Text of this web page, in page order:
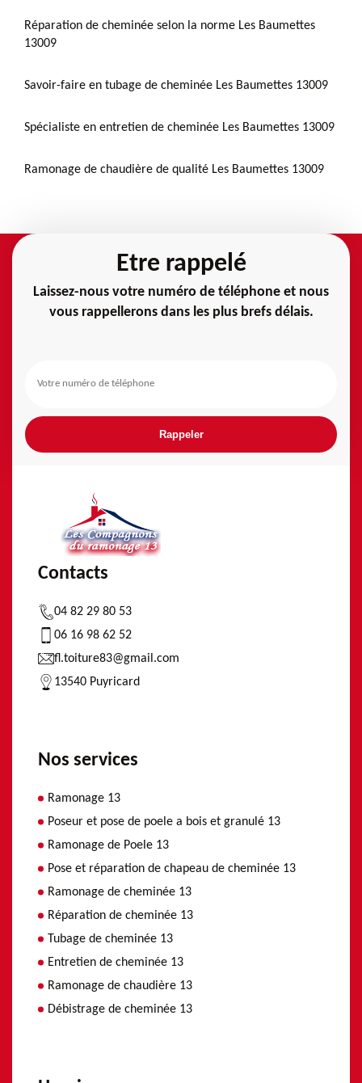
Réparation de cheminée selon la norme Les Baumettes
13009
Savoir-faire en tubage de cheminée Les Baumettes 13009
Spécialiste en entretien de cheminée Les Baumettes 13009
Ramonage de chaudière de qualité Les Baumettes 13009
Etre rappelé
Laissez-nous votre numéro de téléphone et nous
vous rappellerons dans les plus brefs délais.
Contacts
04 82 29 80 53
06 16 98 62 52
fl.toiture83@gmail.com
13540 Puyricard
Nos services
Ramonage 13
Poseur et pose de poele a bois et granulé 13
Ramonage de Poele 13
Pose et réparation de chapeau de cheminée 13
Ramonage de cheminée 13
Réparation de cheminée 13
Tubage de cheminée 13
Entretien de cheminée 13
Ramonage de chaudière 13
Débistrage de cheminée 13